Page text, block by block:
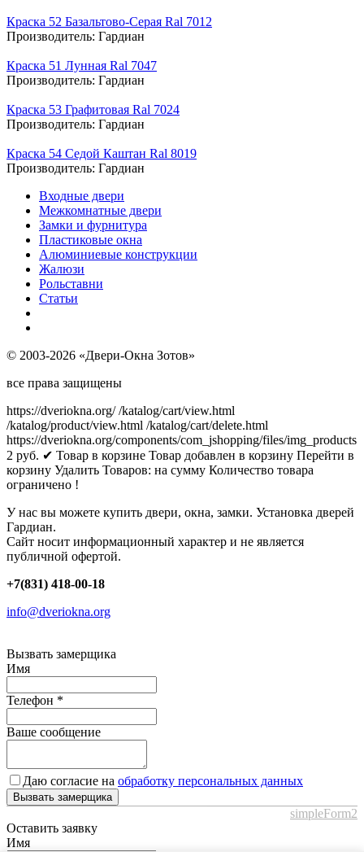
Краска 52 Базальтово-Серая Ral 7012
Производитель: Гардиан
Краска 51 Лунная Ral 7047
Производитель: Гардиан
Краска 53 Графитовая Ral 7024
Производитель: Гардиан
Краска 54 Седой Каштан Ral 8019
Производитель: Гардиан
Входные двери
Межкомнатные двери
Замки и фурнитура
Пластиковые окна
Алюминиевые конструкции
Жалюзи
Рольставни
Статьи
© 2003-2026 «Двери-Окна Зотов»
все права защищены
https://dveriokna.org/ /katalog/cart/view.html
/katalog/product/view.html /katalog/cart/delete.html
https://dveriokna.org/components/com_jshopping/files/img_products
2 руб. ✔ Товар в корзине Товар добавлен в корзину Перейти в
корзину Удалить Товаров: на сумму Количество товара
ограничено !
У нас вы можете купить двери, окна, замки. Установка дверей
Гардиан.
Сайт носит информационный характер и не является
публичной офертой.
+7(831) 418-00-18
info@dveriokna.org
Вызвать замерщика
Имя
Телефон *
Ваше сообщение
Даю согласие на обработку персональных данных
Вызвать замерщика
simpleForm2
Оставить заявку
Имя